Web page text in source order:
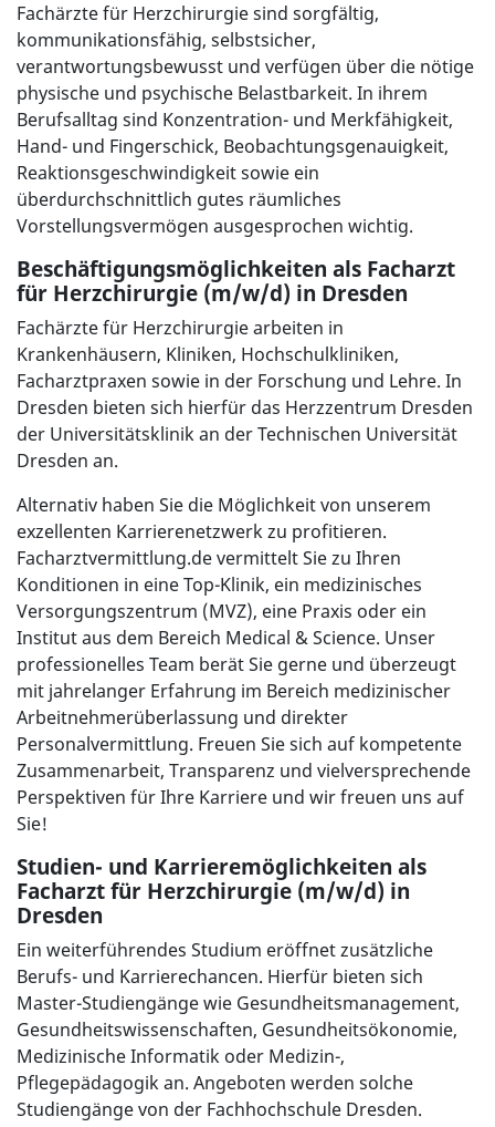
Fachärzte für Herzchirurgie sind sorgfältig,
kommunikationsfähig, selbstsicher,
verantwortungsbewusst und verfügen über die nötige
physische und psychische Belastbarkeit. In ihrem
Berufsalltag sind Konzentration- und Merkfähigkeit,
Hand- und Fingerschick, Beobachtungsgenauigkeit,
Reaktionsgeschwindigkeit sowie ein
überdurchschnittlich gutes räumliches
Vorstellungsvermögen ausgesprochen wichtig.
Beschäftigungsmöglichkeiten als Facharzt
für Herzchirurgie (m/w/d) in Dresden
Fachärzte für Herzchirurgie arbeiten in
Krankenhäusern, Kliniken, Hochschulkliniken,
Facharztpraxen sowie in der Forschung und Lehre. In
Dresden bieten sich hierfür das Herzzentrum Dresden
der Universitätsklinik an der Technischen Universität
Dresden an.
Alternativ haben Sie die Möglichkeit von unserem
exzellenten Karrierenetzwerk zu profitieren.
Facharztvermittlung.de vermittelt Sie zu Ihren
Konditionen in eine Top-Klinik, ein medizinisches
Versorgungszentrum (MVZ), eine Praxis oder ein
Institut aus dem Bereich Medical & Science. Unser
professionelles Team berät Sie gerne und überzeugt
mit jahrelanger Erfahrung im Bereich medizinischer
Arbeitnehmerüberlassung und direkter
Personalvermittlung. Freuen Sie sich auf kompetente
Zusammenarbeit, Transparenz und vielversprechende
Perspektiven für Ihre Karriere und wir freuen uns auf
Sie!
Studien- und Karrieremöglichkeiten als
Facharzt für Herzchirurgie (m/w/d) in
Dresden
Ein weiterführendes Studium eröffnet zusätzliche
Berufs- und Karrierechancen. Hierfür bieten sich
Master-Studiengänge wie Gesundheitsmanagement,
Gesundheitswissenschaften, Gesundheitsökonomie,
Medizinische Informatik oder Medizin-,
Pflegepädagogik an. Angeboten werden solche
Studiengänge von der Fachhochschule Dresden.